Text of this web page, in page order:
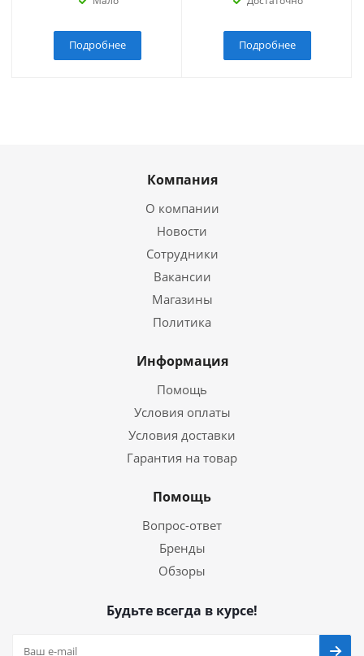
Подробнее Подробнее
Компания
О компании
Новости
Сотрудники
Вакансии
Магазины
Политика
Информация
Помощь
Условия оплаты
Условия доставки
Гарантия на товар
Помощь
Вопрос-ответ
Бренды
Обзоры
Будьте всегда в курсе!